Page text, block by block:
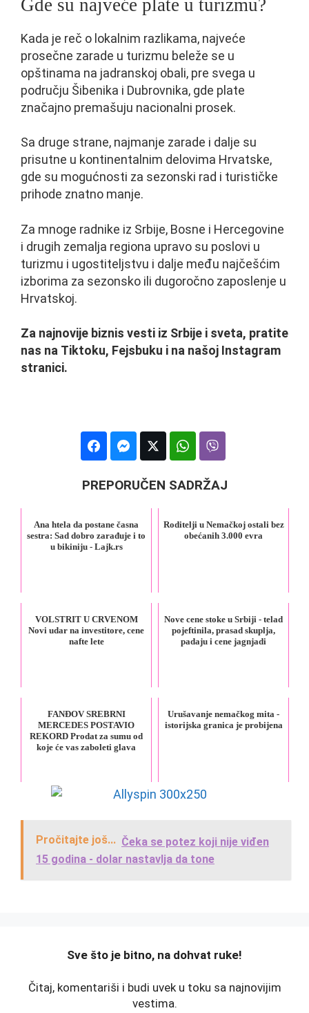
Gde su najveće plate u turizmu?
Kada je reč o lokalnim razlikama, najveće
prosečne zarade u turizmu beleže se u
opštinama na jadranskoj obali, pre svega u
području Šibenika i Dubrovnika, gde plate
značajno premašuju nacionalni prosek.
Sa druge strane, najmanje zarade i dalje su
prisutne u kontinentalnim delovima Hrvatske,
gde su mogućnosti za sezonski rad i turističke
prihode znatno manje.
Za mnoge radnike iz Srbije, Bosne i Hercegovine
i drugih zemalja regiona upravo su poslovi u
turizmu i ugostiteljstvu i dalje među najčešćim
izborima za sezonsko ili dugoročno zaposlenje u
Hrvatskoj.
Za najnovije biznis vesti iz Srbije i sveta, pratite
nas na Tiktoku, Fejsbuku i na našoj Instagram
stranici.
PREPORUČEN SADRŽAJ
Ana htela da postane časna
sestra: Sad dobro zarađuje i to
u bikiniju - Lajk.rs
Roditelji u Nemačkoj ostali bez
obećanih 3.000 evra
VOLSTRIT U CRVENOM
Novi udar na investitore, cene
nafte lete
Nove cene stoke u Srbiji - telad
pojeftinila, prasad skuplja,
padaju i cene jagnjadi
FANĐOV SREBRNI
MERCEDES POSTAVIO
REKORD Prodat za sumu od
koje će vas zaboleti glava
Urušavanje nemačkog mita -
istorijska granica je probijena
Pročitajte još... Čeka se potez koji nije viđen
15 godina - dolar nastavlja da tone
️Sve što je bitno, na dohvat ruke!
Čitaj, komentariši i budi uvek u toku sa najnovijim
vestima.